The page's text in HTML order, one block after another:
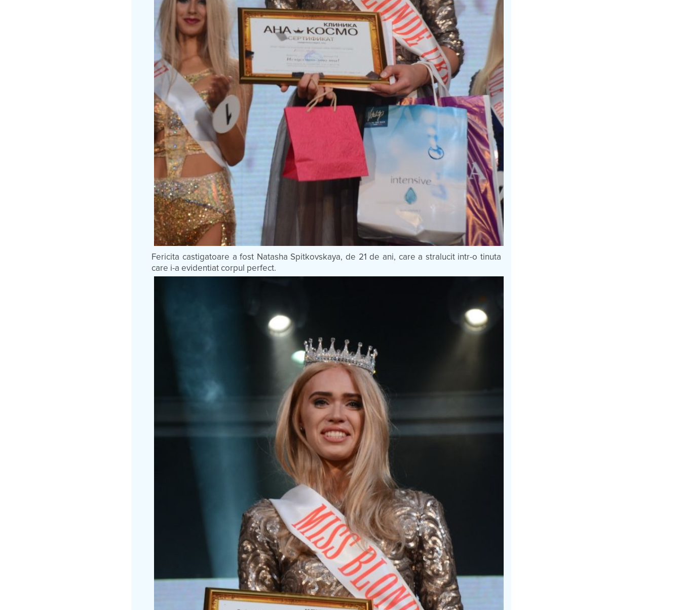
Fericita castigatoare a fost Natasha Spitkovskaya, de 21 de ani, care a stralucit intr-o tinuta
care i-a evidentiat corpul perfect.